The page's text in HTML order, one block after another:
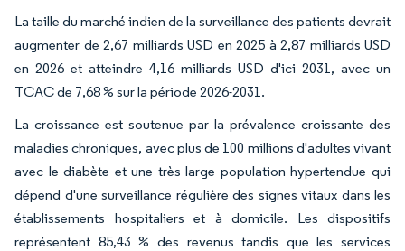
La taille du marché indien de la surveillance des patients devrait
augmenter de 2,67 milliards USD en 2025 à 2,87 milliards USD
en 2026 et atteindre 4,16 milliards USD d'ici 2031, avec un
TCAC de 7,68 % sur la période 2026-2031.
La croissance est soutenue par la prévalence croissante des
maladies chroniques, avec plus de 100 millions d'adultes vivant
avec le diabète et une très large population hypertendue qui
dépend d'une surveillance régulière des signes vitaux dans les
établissements hospitaliers et à domicile. Les dispositifs
représentent 85,43 % des revenus tandis que les services